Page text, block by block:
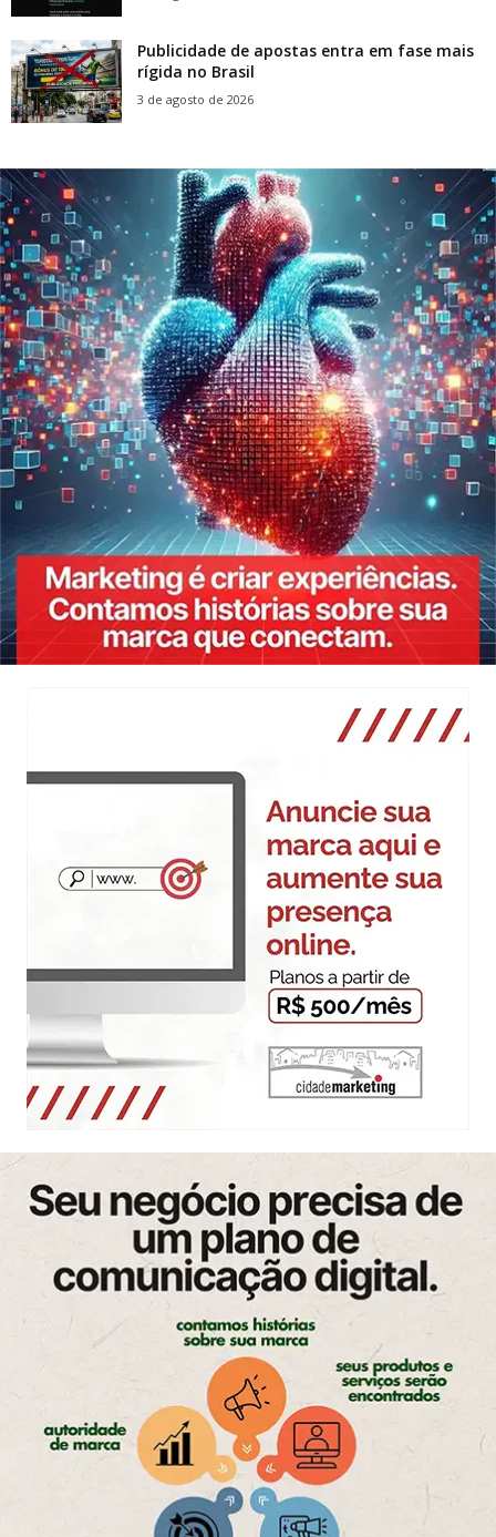
Publicidade de apostas entra em fase mais
rígida no Brasil
3 de agosto de 2026